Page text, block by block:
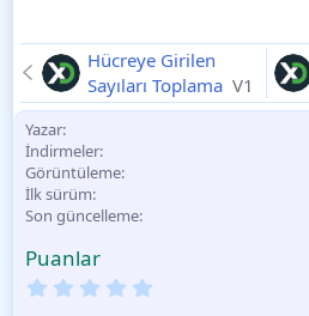
Hücreye Girilen
Sayıları Toplama V1
Yazar
İndirmeler
Görüntüleme
İlk sürüm
Son güncelleme
Puanlar